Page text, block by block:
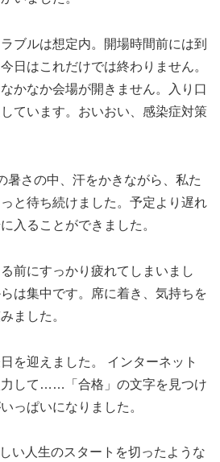
ブルは想定内。開場時間前には到
日はこれだけでは終わりません。
かなか会場が開きません。入り口
ています。おいおい、感染症対策
暑さの中、汗をかきながら、私た
と待ち続けました。予定より遅れ
入ることができました。
前にすっかり疲れてしまいまし
は集中です。席に着き、気持ちを
ました。
を迎えました。 インターネット
力して……「合格」の文字を見つけ
っぱいになりました。
い人生のスタートを切ったような